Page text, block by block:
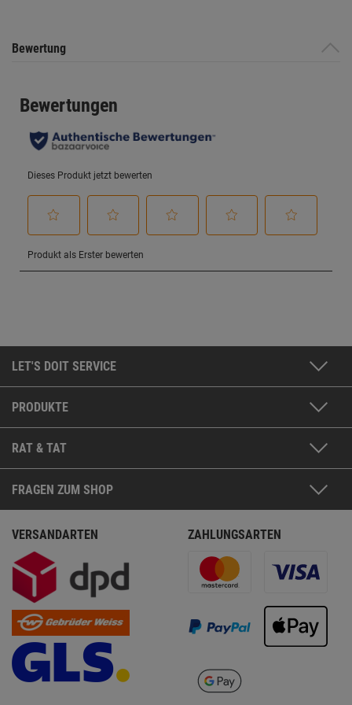
Bewertung
LET'S DOIT SERVICE
PRODUKTE
RAT & TAT
FRAGEN ZUM SHOP
VERSANDARTEN ZAHLUNGSARTEN